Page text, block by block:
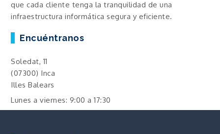
que cada cliente tenga la tranquilidad de una
infraestructura informática segura y eficiente.
Encuéntranos
Soledat, 11
(07300) Inca
Illes Balears
Lunes a viernes: 9:00 a 17:30